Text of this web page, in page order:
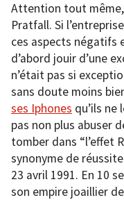
Attention tout
Pratfall. Si
ces aspects négatifs
d’abord jouir d’une
n’était pas si
sans doute moins
ses Iphones qu’ils
pas non plus abuser
tomber dans “l’effet
synonyme de
23 avril 1991. En 10
son empire joaillier